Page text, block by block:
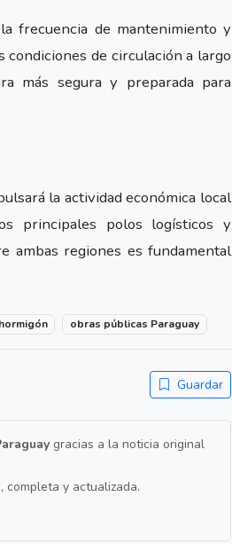
frecuencia de mantenimiento y
de circulación a largo
más segura y preparada para
la actividad económica local
principales polos logísticos y
ambas regiones es fundamental
obras públicas Paraguay
Guardar
gracias a la noticia original
y actualizada.